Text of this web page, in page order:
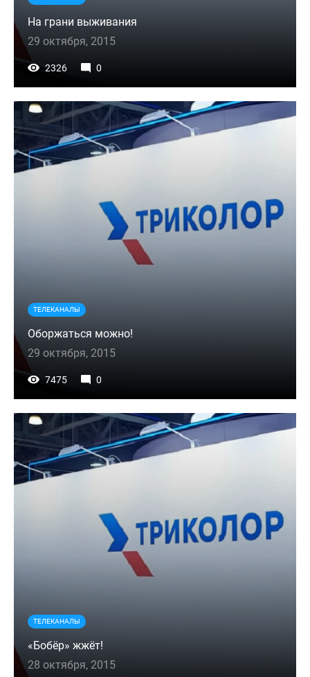
На грани выживания
29 октября, 2015
2326 0
ТЕЛЕКАНАЛЫ
Оборжаться можно!
29 октября, 2015
7475 0
ТЕЛЕКАНАЛЫ
«Бобёр» жжёт!
28 октября, 2015